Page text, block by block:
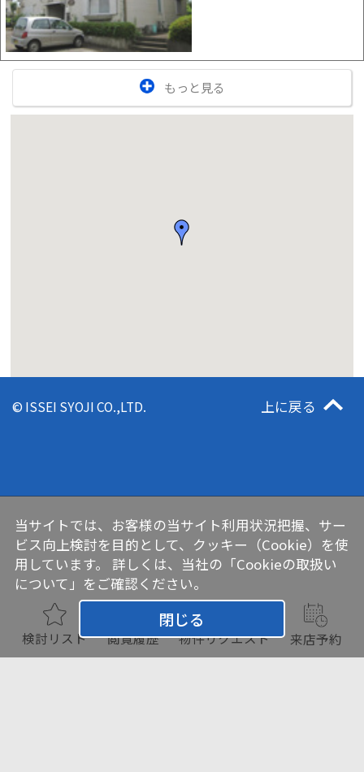
もっと見る
© ISSEI SYOJI CO.,LTD. 上に戻る
検討リスト 閲覧履歴 物件リクエスト 来店予約
当サイトでは、お客様の当サイト利用状況把握、サー
ビス向上検討を目的として、クッキー（Cookie）を使
用しています。 詳しくは、当社の 「Cookieの取扱い
について」 をご確認ください。
閉じる